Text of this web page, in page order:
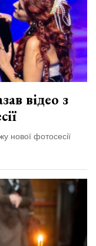
відео з
нової фотосесії